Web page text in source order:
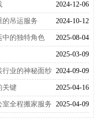
2024-12-06
2024-10-12
的吊运服务
2025-08-04
中的独特角色
2025-03-09
2024-09-09
行业的神秘面纱
2025-04-16
关键
2025-04-09
室全程搬家服务